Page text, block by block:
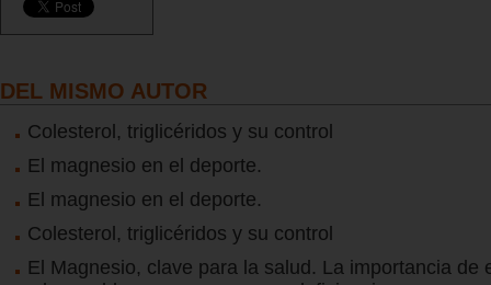
DEL MISMO AUTOR
Colesterol, triglicéridos y su control
El magnesio en el deporte.
El magnesio en el deporte.
Colesterol, triglicéridos y su control
El Magnesio, clave para la salud. La importancia de